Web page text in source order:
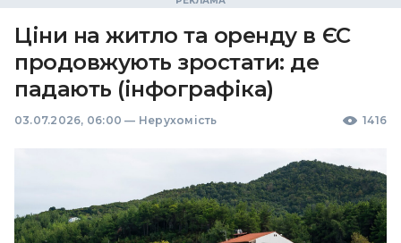
Ціни на житло та оренду в ЄС
продовжують зростати: де
падають (інфографіка)
03.07.2026, 06:00 — Нерухомість 1416